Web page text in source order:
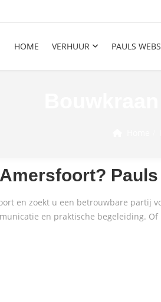
HOME VERHUUR PAULS
en zoekt u een betrouwbare partij
en praktische begeleiding.